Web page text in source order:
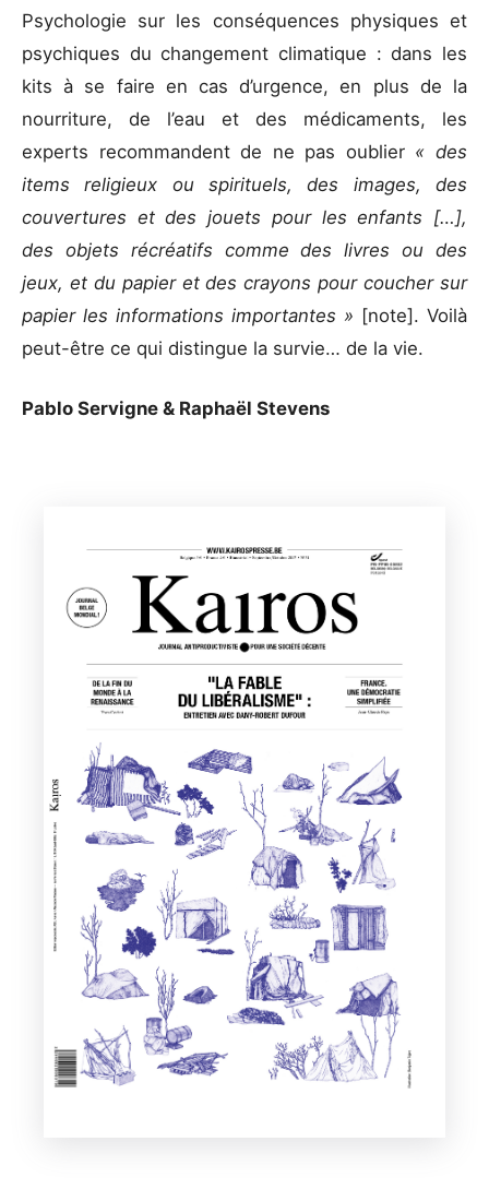
Psychologie sur les conséquences physiques et
psychiques du changement climatique : dans les
kits à se faire en cas d’urgence, en plus de la
nourriture, de l’eau et des médicaments, les
experts recommandent de ne pas oublier « des
items religieux ou spirituels, des images, des
couvertures et des jouets pour les enfants […],
des objets récréatifs comme des livres ou des
jeux, et du papier et des crayons pour coucher sur
papier les informations importantes » [note]. Voilà
peut-être ce qui distingue la survie… de la vie.
Pablo Servigne & Raphaël Stevens